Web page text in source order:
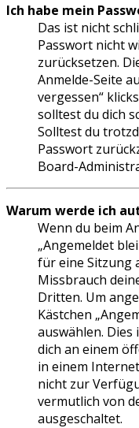
Ich habe mein
Das ist nicht
Passwort nicht
zurücksetzen.
Anmelde-Seite
vergessen“
solltest du dich
Solltest du
Passwort
Board-
Warum werde ich
Wenn du beim
„Angemeldet
für eine Sitzung
Missbrauch
Dritten. Um
Kästchen
auswählen.
dich an einem
in einem
nicht zur
vermutlich von
ausgeschaltet.